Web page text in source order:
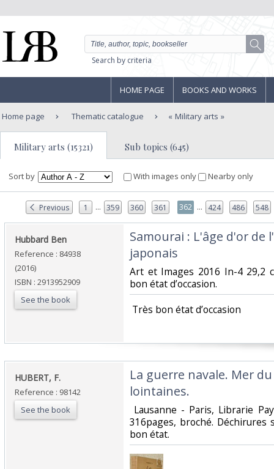
Search by criteria
HOME PAGE BOOKS AND WORKS
Home page Thematic catalogue Military arts
Military arts (15321) Sub topics (645)
Sort by With images only Nearby only
Previous 1 ... 359 360 361 362 ... 424 486 548
‎Hubbard Ben‎
Reference : 84938
(2016)
ISBN : 2913952909
See the book
‎Samourai : L'âge d'or de
japonais‎
‎Art et Images 2016 In-4 29,2
bon état d’occasion.‎
‎ Très bon état d’occasion ‎
‎HUBERT, F.‎
Reference : 98142
See the book
‎La guerre navale. Mer
lointaines.‎
Lausanne - Paris, Librarie
316pages, broché.
bon état. ‎